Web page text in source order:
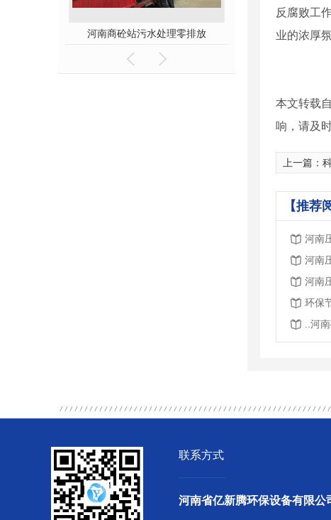
商砼站污水处理零排放 河南沙石分离机
反腐败工
业的浓厚
本文转载
响，请及
上一篇：
【推荐
河南
河南
河南
环保
..河
联系方式
河南省亿新腾环保设备有限公